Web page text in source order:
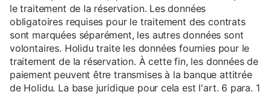
le traitement de la réservation. Les données
obligatoires requises pour le traitement des contrats
sont marquées séparément, les autres données sont
volontaires. Holidu traite les données fournies pour le
traitement de la réservation. À cette fin, les données de
paiement peuvent être transmises à la banque attitrée
de Holidu. La base juridique pour cela est l'art. 6 para. 1